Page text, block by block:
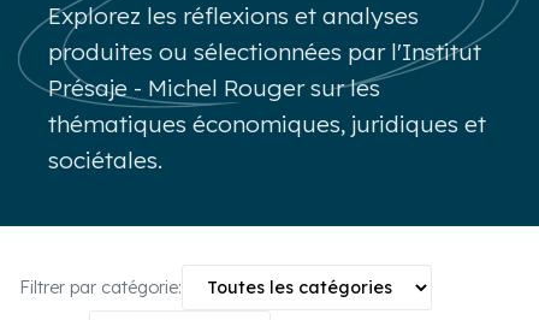
Explorez les réflexions et analyses
produites ou sélectionnées par l'Institut
Présaje - Michel Rouger sur les
thématiques économiques, juridiques et
sociétales.
Filtrer par catégorie: